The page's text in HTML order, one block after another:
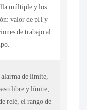
múltiple y los
valor de pH y
de trabajo al
de límite,
libre y límite;
relé, el rango de